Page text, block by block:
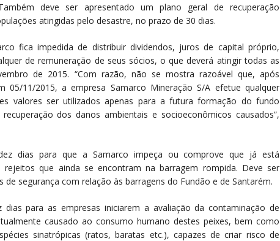
deve ser apresentado um plano geral de recuperação
atingidas pelo desastre, no prazo de 30 dias.
fica impedida de distribuir dividendos, juros de capital próprio,
de remuneração de seus sócios, o que deverá atingir todas as
de 2015. “Com razão, não se mostra razoável que, após
05/11/2015, a empresa Samarco Mineração S/A efetue qualquer
valores ser utilizados apenas para a futura formação do fundo
dos danos ambientais e socioeconômicos causados”,
dias para que a Samarco impeça ou comprove que já está
que ainda se encontram na barragem rompida. Deve ser
segurança com relação às barragens do Fundão e de Santarém.
para as empresas iniciarem a avaliação da contaminação de
causado ao consumo humano destes peixes, bem como
sinatrópicas (ratos, baratas etc.), capazes de criar risco de